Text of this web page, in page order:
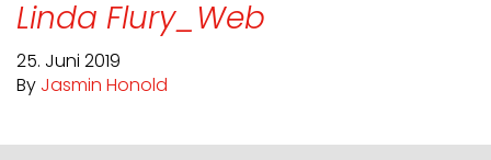
Linda Flury_Web
25. Juni 2019
By Jasmin Honold